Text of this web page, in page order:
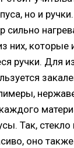
но и
сильно
них,
ручки. Для
Так, стекло
оно